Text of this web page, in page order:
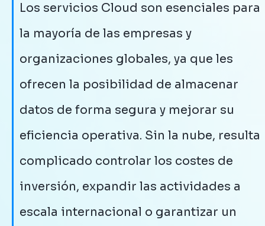
Los servicios Cloud son esenciales para
la mayoría de las empresas y
organizaciones globales, ya que les
ofrecen la posibilidad de almacenar
datos de forma segura y mejorar su
eficiencia operativa. Sin la nube, resulta
complicado controlar los costes de
inversión, expandir las actividades a
escala internacional o garantizar un